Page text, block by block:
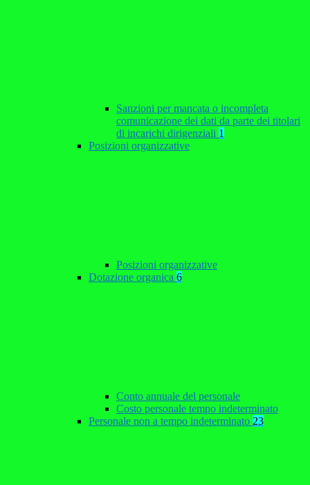
Sanzioni per mancata o incompleta
comunicazione dei dati da parte dei titolari
di incarichi dirigenziali 1
Posizioni organizzative
Posizioni organizzative
Dotazione organica 6
Conto annuale del personale
Costo personale tempo indeterminato
Personale non a tempo indeterminato 23